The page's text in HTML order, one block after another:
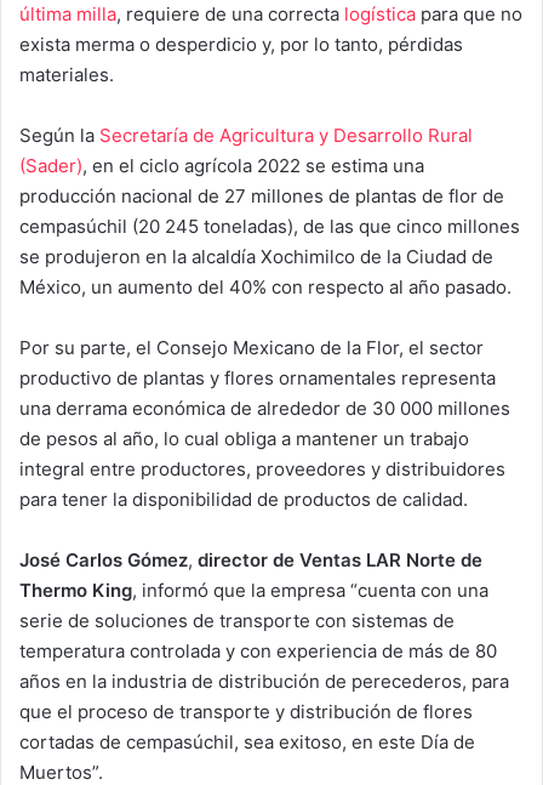
última milla, requiere de una correcta logística para que no
exista merma o desperdicio y, por lo tanto, pérdidas
materiales.
Según la Secretaría de Agricultura y Desarrollo Rural
(Sader), en el ciclo agrícola 2022 se estima una
producción nacional de 27 millones de plantas de flor de
cempasúchil (20 245 toneladas), de las que cinco millones
se produjeron en la alcaldía Xochimilco de la Ciudad de
México, un aumento del 40% con respecto al año pasado.
Por su parte, el Consejo Mexicano de la Flor, el sector
productivo de plantas y flores ornamentales representa
una derrama económica de alrededor de 30 000 millones
de pesos al año, lo cual obliga a mantener un trabajo
integral entre productores, proveedores y distribuidores
para tener la disponibilidad de productos de calidad.
José Carlos Gómez, director de Ventas LAR Norte de
Thermo King, informó que la empresa “cuenta con una
serie de soluciones de transporte con sistemas de
temperatura controlada y con experiencia de más de 80
años en la industria de distribución de perecederos, para
que el proceso de transporte y distribución de flores
cortadas de cempasúchil, sea exitoso, en este Día de
Muertos”.